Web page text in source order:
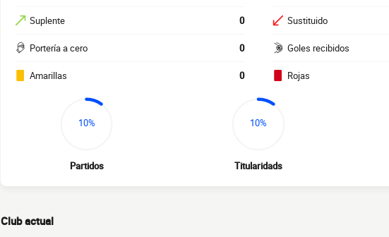
Suplente 0
Portería a cero 0
Amarillas 0
Sustituido
Goles recibidos
Rojas
10%
Partidos
10%
Titularidads
Club actual